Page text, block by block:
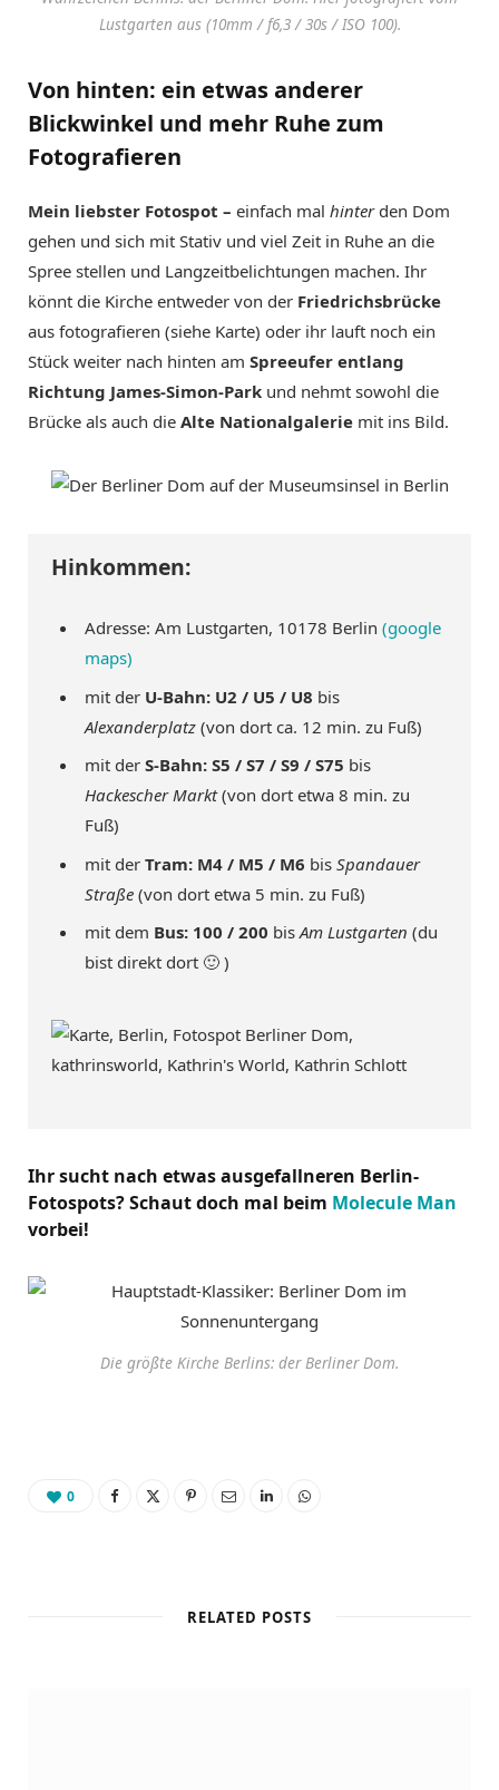
Lustgarten aus (10mm / f6,3 / 30s / ISO 100).
Von hinten: ein etwas anderer
Blickwinkel und mehr Ruhe zum
Fotografieren
Mein liebster Fotospot – einfach mal hinterden Dom
gehen und sich mit Stativ und viel Zeit in Ruhe an die
Spree stellen und Langzeitbelichtungen machen. Ihr
könnt die Kirche entweder von der Friedrichsbrücke
aus fotografieren (siehe Karte) oder ihr lauft noch ein
Stück weiter nach hinten am Spreeufer entlang
Richtung James-Simon-Park und nehmt sowohl die
Brücke als auch die Alte Nationalgalerie mit ins Bild.
Hinkommen:
Adresse: Am Lustgarten, 10178 Berlin (google
maps)
mit der U-Bahn: U2 / U5 / U8 bis
Alexanderplatz (von dort ca. 12 min. zu Fuß)
mit der S-Bahn: S5 / S7 / S9 / S75 bis
Hackescher Markt(von dort etwa 8 min. zu
Fuß)
mit der Tram: M4 / M5 / M6 bis Spandauer
Straße (von dort etwa 5 min. zu Fuß)
mit dem Bus: 100 / 200 bisAm Lustgarten (du
bist direkt dort 🙂 )
Ihr sucht nach etwas ausgefallneren Berlin-
Fotospots? Schaut doch mal beim Molecule Man
vorbei!
Die größte Kirche Berlins: der Berliner Dom.
0
RELATED POSTS